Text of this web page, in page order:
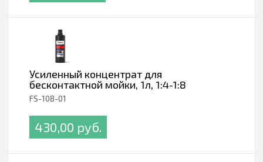
Усиленный концентрат для
бесконтактной мойки, 1л, 1:4-1:8
FS-108-01
430,00 pуб.